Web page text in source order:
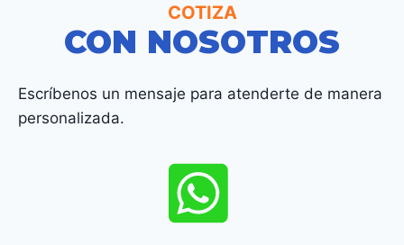
COTIZA
CON NOSOTROS
Escríbenos un mensaje para atenderte de manera
personalizada.